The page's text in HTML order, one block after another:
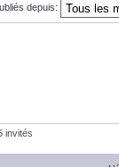
depuis:
invités